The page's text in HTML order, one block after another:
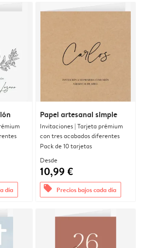
día
Papel artesanal simple
Invitaciones | Tarjeta prémium
con tres acabados diferentes
Pack de 10 tarjetas
Desde
10,99 €
offers Precios bajos cada día